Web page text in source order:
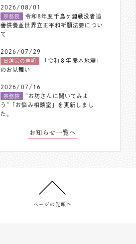
2026/08/01
宗務院
令和8年度千鳥ヶ淵戦没者追
善供養並世界立正平和祈願法要につい
て
2026/07/29
日蓮宗の声明
「令和８年熊本地震」
のお見舞い
2026/07/16
宗務院
”お坊さんに聞いてみよ
う”「お悩み相談室」を更新しまし
た。
お知らせ一覧へ
ページの先頭へ